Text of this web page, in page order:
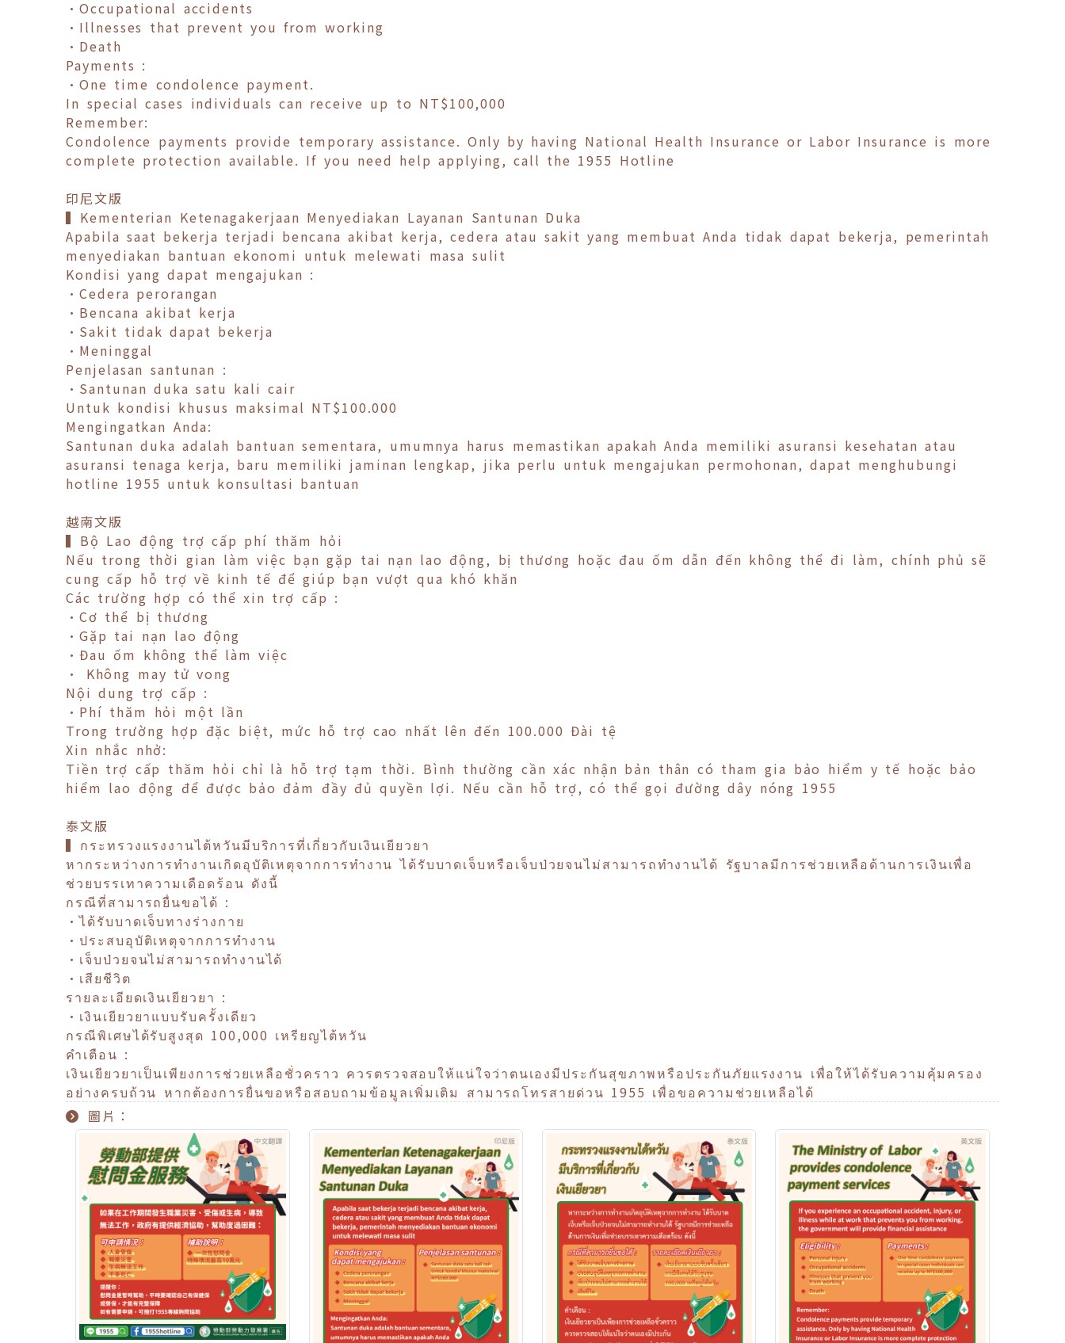
•Occupational accidents
•Illnesses that prevent you from working
•Death
Payments :
•One time condolence payment.
In special cases individuals can receive up to NT$100,000
Remember:
Condolence payments provide temporary assistance. Only by having National Health Insurance or Labor Insurance is more
complete protection available. If you need help applying, call the 1955 Hotline
印尼文版
▍Kementerian Ketenagakerjaan Menyediakan Layanan Santunan Duka
Apabila saat bekerja terjadi bencana akibat kerja, cedera atau sakit yang membuat Anda tidak dapat bekerja, pemerintah
menyediakan bantuan ekonomi untuk melewati masa sulit
Kondisi yang dapat mengajukan :
•Cedera perorangan
•Bencana akibat kerja
•Sakit tidak dapat bekerja
•Meninggal
Penjelasan santunan :
•Santunan duka satu kali cair
Untuk kondisi khusus maksimal NT$100.000
Mengingatkan Anda:
Santunan duka adalah bantuan sementara, umumnya harus memastikan apakah Anda memiliki asuransi kesehatan atau
asuransi tenaga kerja, baru memiliki jaminan lengkap, jika perlu untuk mengajukan permohonan, dapat menghubungi
hotline 1955 untuk konsultasi bantuan
越南文版
▍Bộ Lao động trợ cấp phí thăm hỏi
Nếu trong thời gian làm việc bạn gặp tai nạn lao động, bị thương hoặc đau ốm dẫn đến không thể đi làm, chính phủ sẽ
cung cấp hỗ trợ về kinh tế để giúp bạn vượt qua khó khăn
Các trường hợp có thể xin trợ cấp :
•Cơ thể bị thương
•Gặp tai nạn lao động
•Đau ốm không thể làm việc
• Không may tử vong
Nội dung trợ cấp :
•Phí thăm hỏi một lần
Trong trường hợp đặc biệt, mức hỗ trợ cao nhất lên đến 100.000 Đài tệ
Xin nhắc nhở:
Tiền trợ cấp thăm hỏi chỉ là hỗ trợ tạm thời. Bình thường cần xác nhận bản thân có tham gia bảo hiểm y tế hoặc bảo
hiểm lao động để được bảo đảm đầy đủ quyền lợi. Nếu cần hỗ trợ, có thể gọi đường dây nóng 1955
泰文版
▍กระทรวงแรงงานไต้หวันมีบริการที่เกี่ยวกับเงินเยียวยา
หากระหว่างการทำงานเกิดอุบัติเหตุจากการทำงาน ได้รับบาดเจ็บหรือเจ็บป่วยจนไม่สามารถทำงานได้ รัฐบาลมีการช่วยเหลือด้านการเงินเพื่อ
ช่วยบรรเทาความเดือดร้อน ดังนี้
กรณีที่สามารถยื่นขอได้ :
•ได้รับบาดเจ็บทางร่างกาย
•ประสบอุบัติเหตุจากการทำงาน
•เจ็บป่วยจนไม่สามารถทำงานได้
•เสียชีวิต
รายละเอียดเงินเยียวยา :
•เงินเยียวยาแบบรับครั้งเดียว
กรณีพิเศษได้รับสูงสุด 100,000 เหรียญไต้หวัน
คำเตือน :
เงินเยียวยาเป็นเพียงการช่วยเหลือชั่วคราว ควรตรวจสอบให้แน่ใจว่าตนเองมีประกันสุขภาพหรือประกันภัยแรงงาน เพื่อให้ได้รับความคุ้มครอง
อย่างครบถ้วน หากต้องการยื่นขอหรือสอบถามข้อมูลเพิ่มเติม สามารถโทรสายด่วน 1955 เพื่อขอความช่วยเหลือได้
圖片：